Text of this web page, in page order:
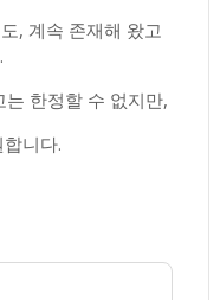
, 계속 존재해 왔고
한정할 수 없지만,
니다.